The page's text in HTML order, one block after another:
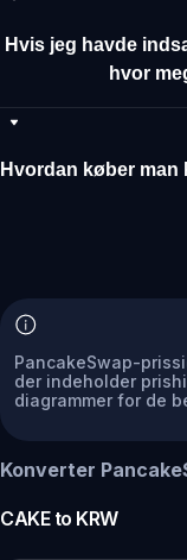
Hvis jeg havde
hvor
Hvordan køber man
PancakeSwap-
der indeholder
diagrammer for de
Konverter
CAKEto KRW